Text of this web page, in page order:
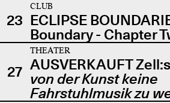
23
CLUB
ECLIPSE
Boundary - Chapter
27
THEATER
AUSVERKAUFT
von der Kunst keine
Fahrstuhlmusik zu